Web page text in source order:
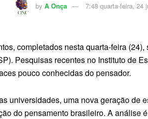
by A Onça 7:48 quarta-feira, 24
completados nesta quarta-feira
Pesquisas recentes no Instituto de
pouco conhecidas do pensador.
universidades, uma nova geração
do pensamento brasileiro. A